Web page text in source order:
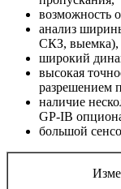
возможность
анализ
СКЗ, выемка),
широкий
высокая
разрешением
наличие
GP-IB
большой